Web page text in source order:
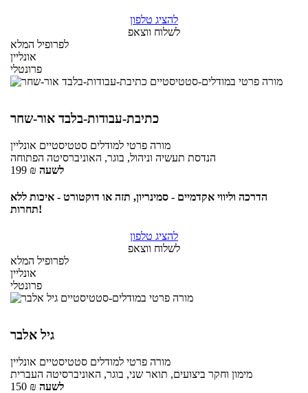
להציג טלפון
לשלוח ווצאפ
לפרופיל המלא
אונליין
פרונטלי
כתיבת-עבודות-בלבד אור-שחר
מורה פרטי למודלים סטטיסטיים אונליין
הנדסת תעשיה וניהול, בוגר, האוניברסיטה הפתוחה
199 ₪ לשעה
הדרכה וליווי אקדמיים - סמינריון, תזה או דוקטורט - איכות ללא
תחרות!
להציג טלפון
לשלוח ווצאפ
לפרופיל המלא
אונליין
פרונטלי
גיל אלבר
מורה פרטי למודלים סטטיסטיים אונליין
מימון וחקר ביצועים, תואר שני, בוגר, האוניברסיטה העברית
150 ₪ לשעה